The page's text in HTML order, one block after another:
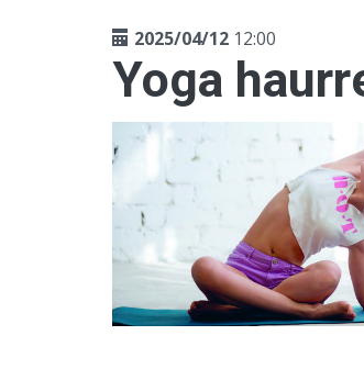
2025/04/12 12:00
Yoga